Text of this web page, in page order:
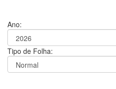
Ano:
Tipo de Folha: